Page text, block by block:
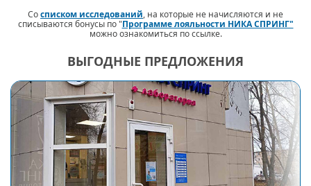
Сосписком исследований, на которые не начисляются и не
списываются бонусы по "Программе лояльности НИКА СПРИНГ"
можно ознакомиться по ссылке.
ВЫГОДНЫЕ ПРЕДЛОЖЕНИЯ